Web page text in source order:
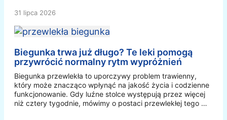
31 lipca 2026
Biegunka trwa już długo? Te leki pomogą
przywrócić normalny rytm wypróżnień
Biegunka przewlekła to uporczywy problem trawienny,
który może znacząco wpłynąć na jakość życia i codzienne
funkcjonowanie. Gdy luźne stolce występują przez więcej
niż cztery tygodnie, mówimy o postaci przewlekłej tego …